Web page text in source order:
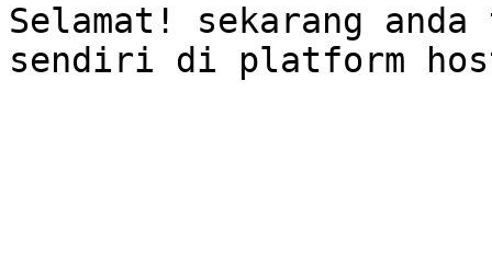
Selamat! sekarang